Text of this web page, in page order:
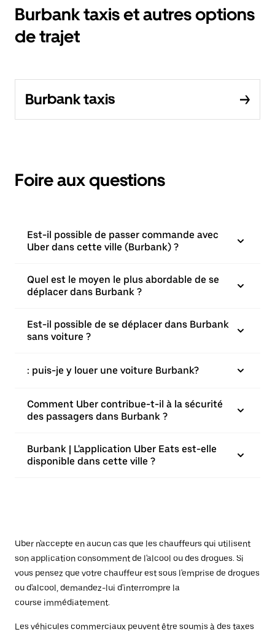
Burbank taxis et autres options
de trajet
Burbank taxis
Foire aux questions
Est-il possible de passer commande avec
Uber dans cette ville (Burbank) ?
Quel est le moyen le plus abordable de se
déplacer dans Burbank ?
Est-il possible de se déplacer dans Burbank
sans voiture ?
: puis-je y louer une voiture Burbank?
Comment Uber contribue-t-il à la sécurité
des passagers dans Burbank ?
Burbank | L'application Uber Eats est-elle
disponible dans cette ville ?
Uber n'accepte en aucun cas que les chauffeurs qui utilisent
son application consomment de l'alcool ou des drogues. Si
vous pensez que votre chauffeur est sous l'emprise de drogues
ou d'alcool, demandez-lui d'interrompre la
course immédiatement.
Les véhicules commerciaux peuvent être soumis à des taxes